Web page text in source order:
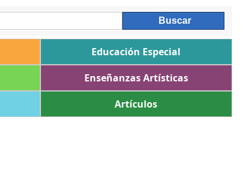
Educación Especial
Enseñanzas Artísticas
Artículos